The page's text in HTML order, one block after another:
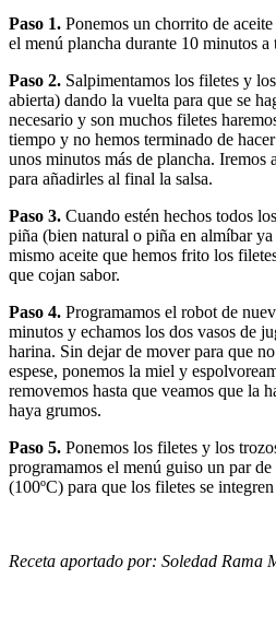
Paso 1. Ponemos un chorrito de
el menú plancha durante 10 minutos a
Paso 2. Salpimentamos los filetes y
abierta) dando la vuelta para que se
necesario y son muchos filetes
tiempo y no hemos terminado de
unos minutos más de plancha. Iremos
para añadirles al final la salsa.
Paso 3. Cuando estén hechos todos
piña (bien natural o piña en almíbar
mismo aceite que hemos frito los
que cojan sabor.
Paso 4. Programamos el robot de
minutos y echamos los dos vasos de
harina. Sin dejar de mover para que
espese, ponemos la miel y
removemos hasta que veamos que la
haya grumos.
Paso 5. Ponemos los filetes y los
programamos el menú guiso un par de
(100ºC) para que los filetes se
Receta aportado por: Soledad Rama